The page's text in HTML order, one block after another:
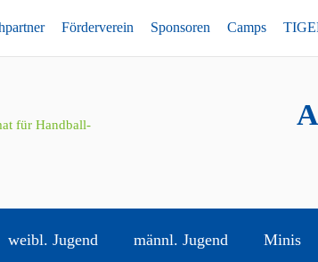
Förderverein Sponsoren Camps
weibl. Jugend männl. Jugend Minis